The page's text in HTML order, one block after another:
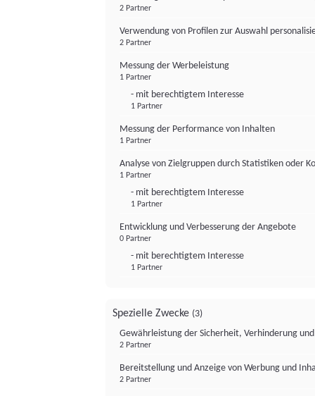
2 Partner
Verwendung von Profilen zur Auswahl
2 Partner
Messung der Werbeleistung
1 Partner
- mit berechtigtem Interesse
1 Partner
Messung der Performance von Inhalten
1 Partner
Analyse von Zielgruppen durch Statistiken oder
1 Partner
- mit berechtigtem Interesse
1 Partner
Entwicklung und Verbesserung der Angebote
0 Partner
- mit berechtigtem Interesse
1 Partner
Spezielle Zwecke (3)
Gewährleistung der Sicherheit, Verhinderung
2 Partner
Bereitstellung und Anzeige von Werbung und
2 Partner